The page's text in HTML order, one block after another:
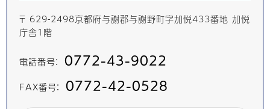
〒 629-2498京都府与謝郡与謝野町字加悦433番地 加悦
庁舎1階
電話番号： 0772-43-9022
FAX番号： 0772-42-0528